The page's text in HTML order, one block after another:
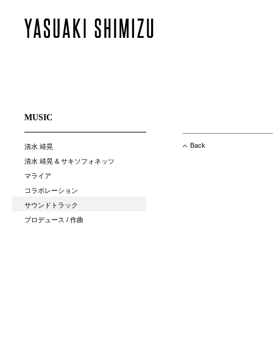
MUSIC
清水 靖晃
清水 靖晃 & サキソフォネッツ
マライア
コラボレーション
サウンドトラック
プロデュース / 作曲
Back